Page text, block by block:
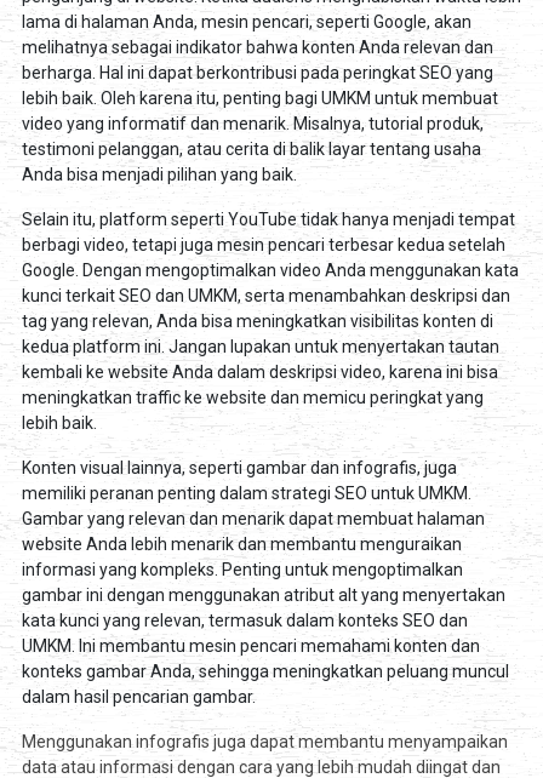
lama di halaman Anda, mesin pencari, seperti Google, akan
melihatnya sebagai indikator bahwa konten Anda relevan dan
berharga. Hal ini dapat berkontribusi pada peringkat SEO yang
lebih baik. Oleh karena itu, penting bagi UMKM untuk membuat
video yang informatif dan menarik. Misalnya, tutorial produk,
testimoni pelanggan, atau cerita di balik layar tentang usaha
Anda bisa menjadi pilihan yang baik.
Selain itu, platform seperti YouTube tidak hanya menjadi tempat
berbagi video, tetapi juga mesin pencari terbesar kedua setelah
Google. Dengan mengoptimalkan video Anda menggunakan kata
kunci terkait SEO dan UMKM, serta menambahkan deskripsi dan
tag yang relevan, Anda bisa meningkatkan visibilitas konten di
kedua platform ini. Jangan lupakan untuk menyertakan tautan
kembali ke website Anda dalam deskripsi video, karena ini bisa
meningkatkan traffic ke website dan memicu peringkat yang
lebih baik.
Konten visual lainnya, seperti gambar dan infografis, juga
memiliki peranan penting dalam strategi SEO untuk UMKM.
Gambar yang relevan dan menarik dapat membuat halaman
website Anda lebih menarik dan membantu menguraikan
informasi yang kompleks. Penting untuk mengoptimalkan
gambar ini dengan menggunakan atribut alt yang menyertakan
kata kunci yang relevan, termasuk dalam konteks SEO dan
UMKM. Ini membantu mesin pencari memahami konten dan
konteks gambar Anda, sehingga meningkatkan peluang muncul
dalam hasil pencarian gambar.
Menggunakan infografis juga dapat membantu menyampaikan
data atau informasi dengan cara yang lebih mudah diingat dan